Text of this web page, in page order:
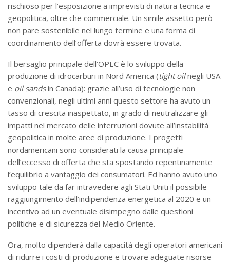
rischioso per l’esposizione a imprevisti di natura tecnica e
geopolitica, oltre che commerciale. Un simile assetto però
non pare sostenibile nel lungo termine e una forma di
coordinamento dell’offerta dovrà essere trovata.
Il bersaglio principale dell’OPEC è lo sviluppo della
produzione di idrocarburi in Nord America (tight oilnegli USA
e oil sandsin Canada): grazie all’uso di tecnologie non
convenzionali, negli ultimi anni questo settore ha avuto un
tasso di crescita inaspettato, in grado di neutralizzare gli
impatti nel mercato delle interruzioni dovute all’instabilità
geopolitica in molte aree di produzione. I progetti
nordamericani sono considerati la causa principale
dell’eccesso di offerta che sta spostando repentinamente
l’equilibrio a vantaggio dei consumatori. Ed hanno avuto uno
sviluppo tale da far intravedere agli Stati Uniti il possibile
raggiungimento dell’indipendenza energetica al 2020 e un
incentivo ad un eventuale disimpegno dalle questioni
politiche e di sicurezza del Medio Oriente.
Ora, molto dipenderà dalla capacità degli operatori americani
di ridurre i costi di produzione e trovare adeguate risorse